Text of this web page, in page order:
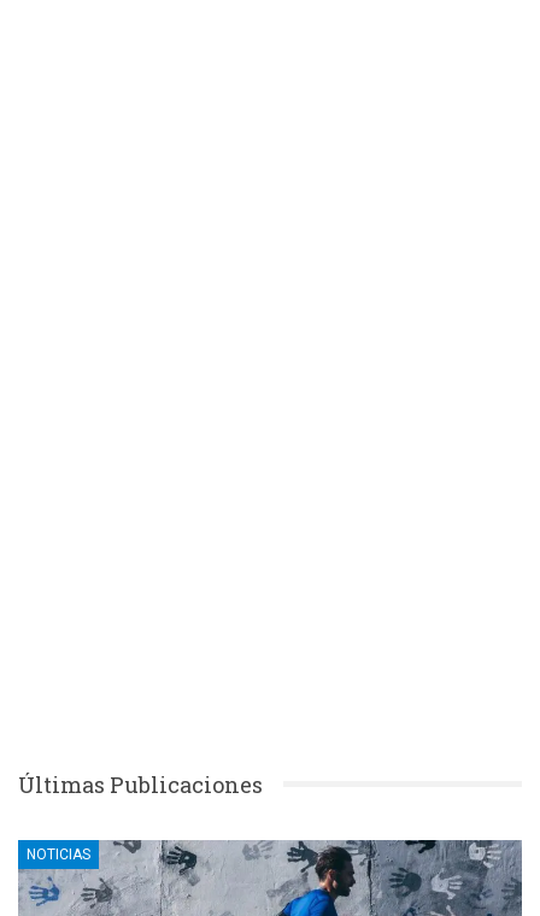
Últimas Publicaciones
NOTICIAS